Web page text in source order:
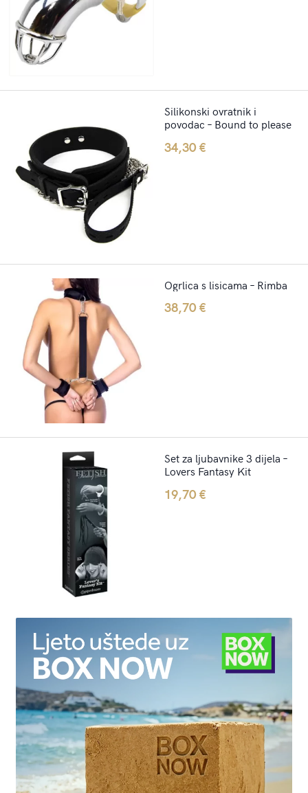
Silikonski ovratnik i
povodac – Bound to please
34,30€
Ogrlica s lisicama – Rimba
38,70€
Set za ljubavnike 3 dijela –
Lovers Fantasy Kit
19,70€